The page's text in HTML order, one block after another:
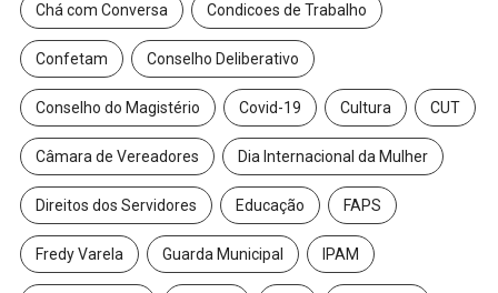
Chá com Conversa Condicoes de Trabalho
Confetam Conselho Deliberativo
Conselho do Magistério Covid-19 Cultura CUT
Câmara de Vereadores Dia Internacional da Mulher
Direitos dos Servidores Educação FAPS
Fredy Varela Guarda Municipal IPAM